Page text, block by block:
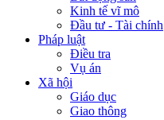
Kinh tế vĩ mô
Đầu tư - Tài chính
Pháp luật
Điều tra
Vụ án
Xã hội
Giáo dục
Giao thông